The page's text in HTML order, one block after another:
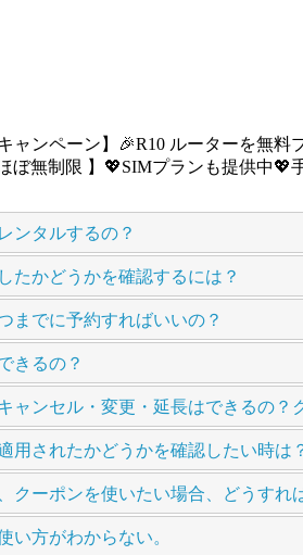
ャンペーン】🎉R10 ルーターを無
ぼ無制限 】💖SIMプランも提供中
ンタルするの？
たかどうかを確認するには？
までに予約すればいいの？
きるの？
ャンセル・変更・延長はできるの？
用されたかどうかを確認したい時は
クーポンを使いたい場合、どうすれ
い方がわからない。